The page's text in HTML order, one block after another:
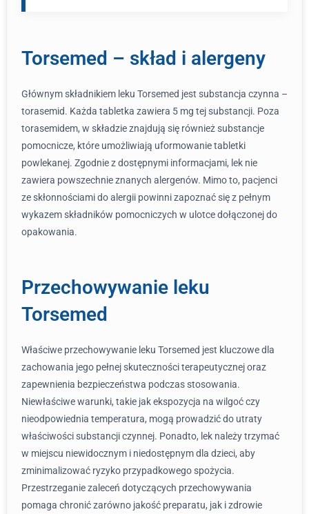
Torsemed – skład i alergeny
Głównym składnikiem leku Torsemed jest substancja czynna –
torasemid. Każda tabletka zawiera 5 mg tej substancji. Poza
torasemidem, w składzie znajdują się również substancje
pomocnicze, które umożliwiają uformowanie tabletki
powlekanej. Zgodnie z dostępnymi informacjami, lek nie
zawiera powszechnie znanych alergenów. Mimo to, pacjenci
ze skłonnościami do alergii powinni zapoznać się z pełnym
wykazem składników pomocniczych w ulotce dołączonej do
opakowania.
Przechowywanie leku
Torsemed
Właściwe przechowywanie leku Torsemed jest kluczowe dla
zachowania jego pełnej skuteczności terapeutycznej oraz
zapewnienia bezpieczeństwa podczas stosowania.
Niewłaściwe warunki, takie jak ekspozycja na wilgoć czy
nieodpowiednia temperatura, mogą prowadzić do utraty
właściwości substancji czynnej. Ponadto, lek należy trzymać
w miejscu niewidocznym i niedostępnym dla dzieci, aby
zminimalizować ryzyko przypadkowego spożycia.
Przestrzeganie zaleceń dotyczących przechowywania
pomaga chronić zarówno jakość preparatu, jak i zdrowie